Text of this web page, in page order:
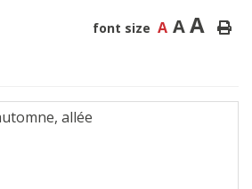
font size A A A